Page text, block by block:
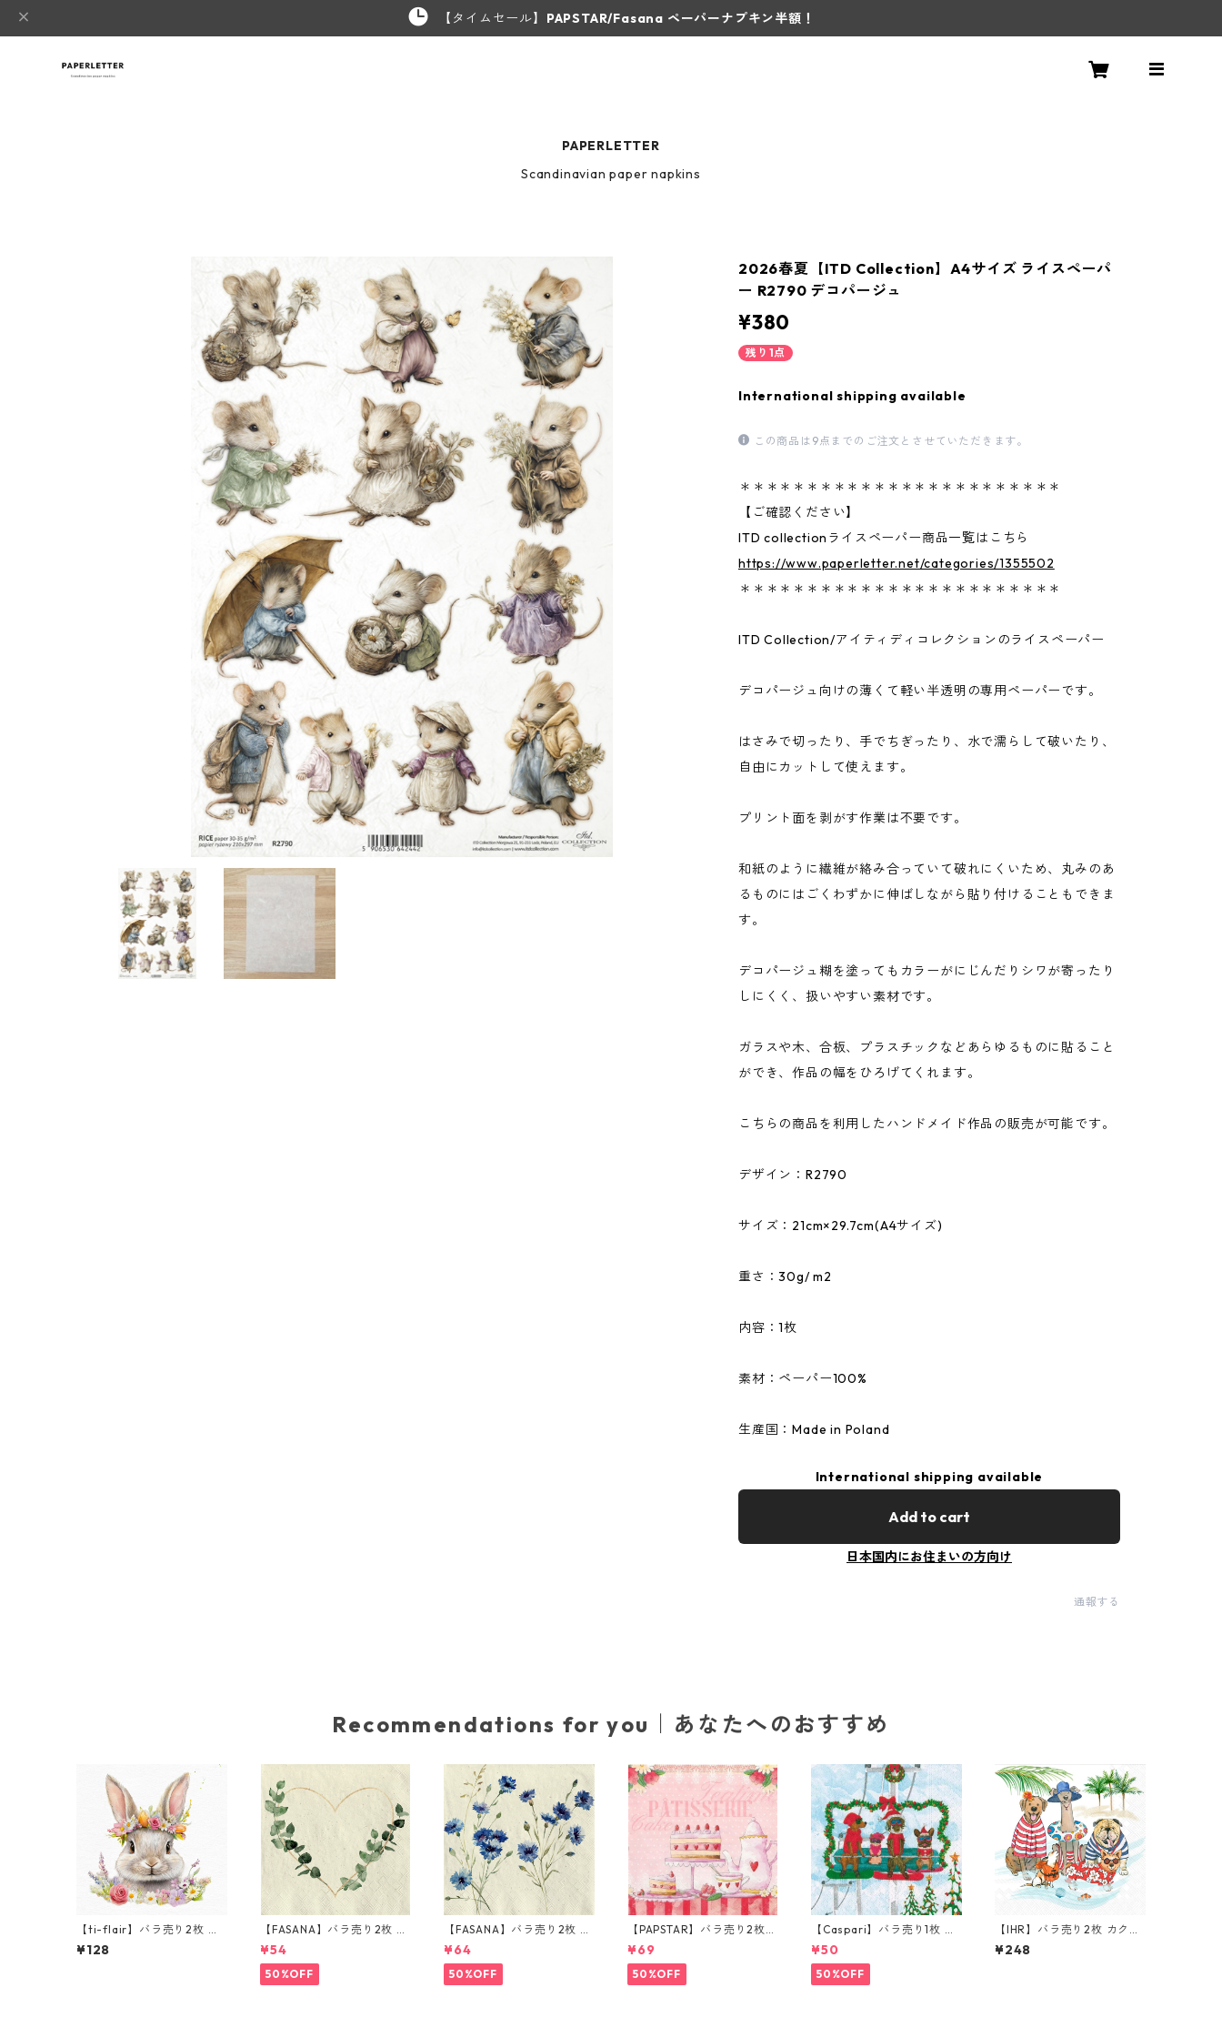
【タイムセール】 PAPSTAR/Fasana ペーパーナプキン半額！
PAPERLETTER
Scandinavian paper napkins
2026春夏【ITD Collection】A4サイズ ライスペーパ
ー R2790 デコパージュ
¥380
残り1点
International shipping available
この商品は9点までのご注文とさせていただきます。
＊＊＊＊＊＊＊＊＊＊＊＊＊＊＊＊＊＊＊＊＊＊＊＊
【ご確認ください】
ITD collectionライスペーパー商品一覧はこちら
https://www.paperletter.net/categories/1355502
＊＊＊＊＊＊＊＊＊＊＊＊＊＊＊＊＊＊＊＊＊＊＊＊
ITD Collection/アイティディコレクションのライスペーパー
デコパージュ向けの薄くて軽い半透明の専用ペーパーです。
はさみで切ったり、手でちぎったり、水で濡らして破いたり、
自由にカットして使えます。
プリント面を剥がす作業は不要です。
和紙のように繊維が絡み合っていて破れにくいため、丸みのあ
るものにはごくわずかに伸ばしながら貼り付けることもできま
す。
デコパージュ糊を塗ってもカラーがにじんだりシワが寄ったり
しにくく、扱いやすい素材です。
ガラスや木、合板、プラスチックなどあらゆるものに貼ること
ができ、作品の幅をひろげてくれます。
こちらの商品を利用したハンドメイド作品の販売が可能です。
デザイン：R2790
サイズ：21cm×29.7cm(A4サイズ)
重さ：30g/ m2
内容：1枚
素材：ペーパー100%
生産国：Made in Poland
International shipping available
Add to cart
日本国内にお住まいの方向け
通報する
Recommendations for you｜あなたへのおすすめ
【ti-flair】バラ売り2枚 ラ
ンチサイズ ペーパーナプキ
ンConiglietto Floreale ホ
¥128
【FASANA】バラ売り2枚 カ
クテルサイズ ペーパーナプ
キン golden heart ナチュ
ラル
¥54
50%OFF
【FASANA】バラ売り2枚 ラ
ンチサイズ ペーパーナプキ
ン Cornflower ナチュラル
¥64
50%OFF
【PAPSTAR】バラ売り2枚
ランチサイズ ペーパーナプ
キン patisserie ピンク
¥69
50%OFF
【Caspari】バラ売り1枚 カ
クテルサイズ ペーパーナプ
キン Alpine Pets ブルー
¥50
50%OFF
【IHR】バラ売り2枚 カクテ
ルサイズ ペーパーナプキン
Beach Dogs ホワイト
¥248